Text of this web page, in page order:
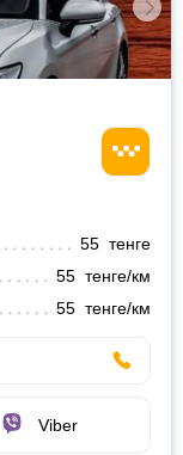
55 тенге
55 тенге/км
55 тенге/км
Viber